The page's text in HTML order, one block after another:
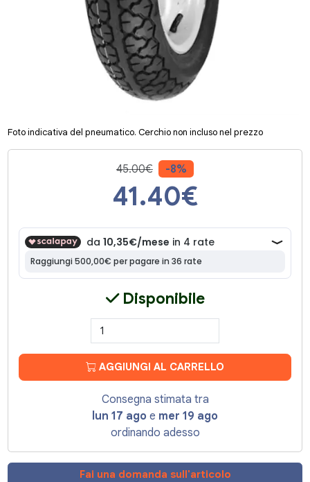
Foto indicativa del pneumatico. Cerchio non incluso nel prezzo
45.00€ -8%
41.40€
Disponibile
AGGIUNGI AL CARRELLO
Consegna stimata tra
lun 17 ago e mer 19 ago
ordinando adesso
Fai una domanda sull'articolo